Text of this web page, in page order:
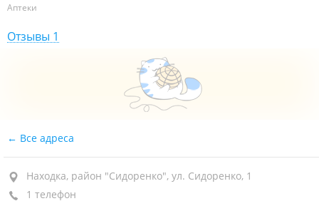
Аптеки
Отзывы 1
Все адреса
Находка, район "Сидоренко", ул. Сидоренко, 1
1 телефон